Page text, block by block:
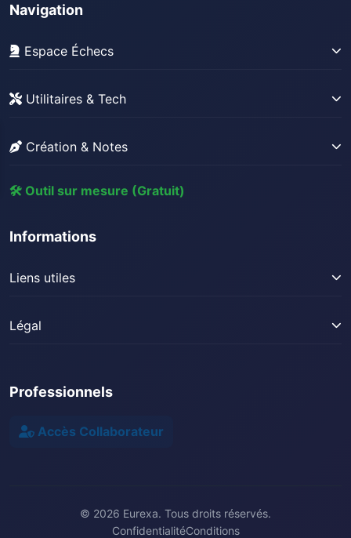
Navigation
Espace Échecs
Stats Lichess
Base de parties + Stockfish
Utilitaires & Tech
Résolveur Sudoku
Générateur de mots de passe
Création & Notes
Créateur de quiz vidéo
🛠️ Outil sur mesure (Gratuit)
Informations
Liens utiles
Contact Support
Légal
Cookies
Professionnels
Accès Collaborateur
© 2026 Eurexa. Tous droits réservés.
ConfidentialitéConditions